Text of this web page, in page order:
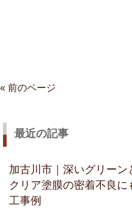
« 前のページ
最近の記事
加古川市｜深いグリー
クリア塗膜の密着不良
工事例